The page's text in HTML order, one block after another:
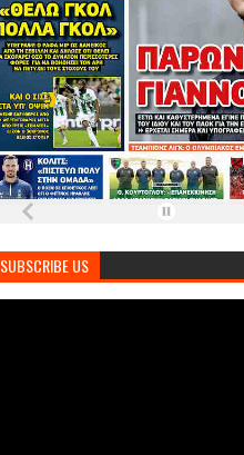
SUBSCRIBE US